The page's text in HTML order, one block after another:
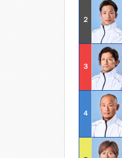
２
３
４